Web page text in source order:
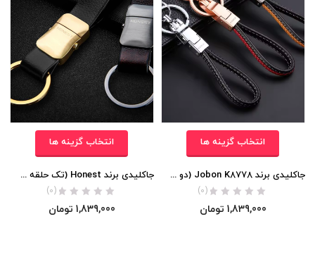
انتخاب گزینه ها
جاکلیدی برند Jobon K8778 (دو حلقه جداشونده با بند چرمی)
(0)
1,839,000 تومان
انتخاب گزینه ها
جاکلیدی برند Honest (تک حلقه جداشونده با بند چرمی)
(0)
1,839,000 تومان